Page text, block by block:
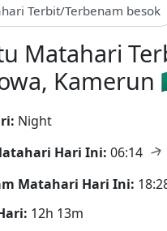
Terbit/Terbenam besok
Matahari
Kamerun
Night
Hari Ini: 06:14 ↑
Matahari Hari Ini:
12h 13m